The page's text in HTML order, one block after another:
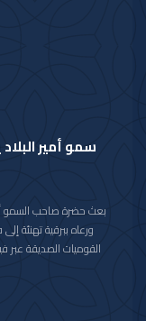
سمو أمير
بعث حضرة صاحب السمو
ورعاه ببرقية تهنئة
القوميات الصديقة